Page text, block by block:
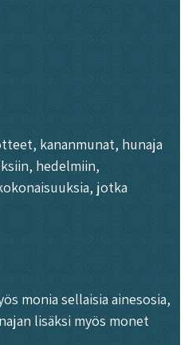
kananmunat, hunaja
hedelmiin,
jotka
monia sellaisia ainesosia,
lisäksi myös monet